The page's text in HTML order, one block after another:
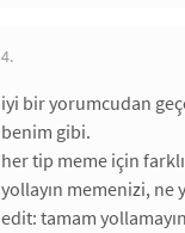
4.
iyi bir yorumcudan
benim gibi.
her tip meme için
yollayın memenizi, ne
edit: tamam